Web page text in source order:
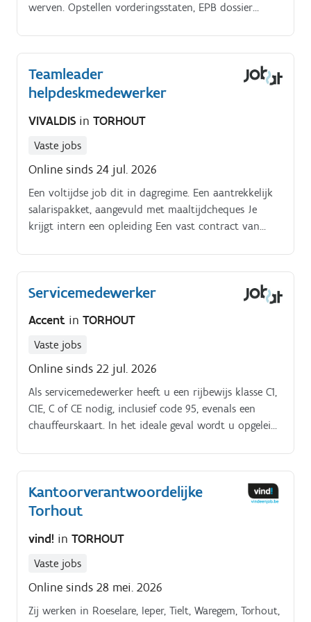
werven. Opstellen vorderingsstaten, EPB dossier
Teamleader
helpdeskmedewerker
VIVALDIS in TORHOUT
Vaste jobs
Online sinds 24 jul. 2026
Een voltijdse job dit in dagregime. Een aantrekkelijk
salarispakket, aangevuld met maaltijdcheques Je
krijgt intern een opleiding Een vast contract van
Servicemedewerker
Accent in TORHOUT
Vaste jobs
Online sinds 22 jul. 2026
Als servicemedewerker heeft u een rijbewijs klasse C1,
C1E, C of CE nodig, inclusief code 95, evenals een
chauffeurskaart. In het ideale geval wordt u opgeleid
Kantoorverantwoordelijke
Torhout
vind! in TORHOUT
Vaste jobs
Online sinds 28 mei. 2026
Zij werken in Roeselare, Ieper, Tielt, Waregem, Torhout,